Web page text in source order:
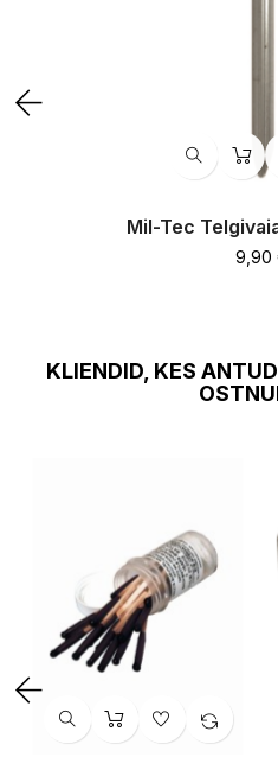
Mil-Tec
Hind
9,90
KLIENDID, KES